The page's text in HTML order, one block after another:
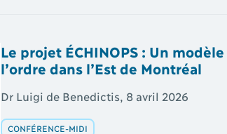
Le projet ÉCHINOPS : Un
l’ordre dans l’Est de Montréal
Dr Luigi de Benedictis, 8 avril 2026
CONFÉRENCE-MIDI